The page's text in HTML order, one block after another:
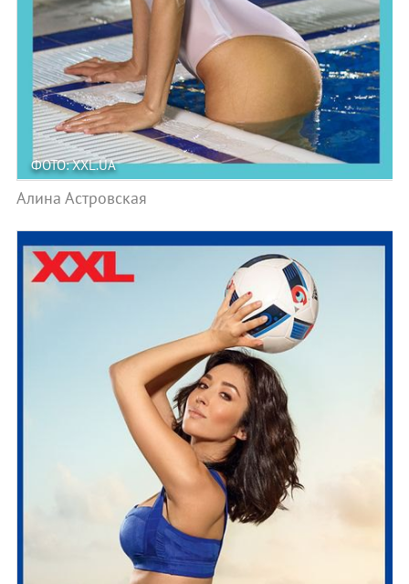
ФОТО: XXL.UA
Алина Астровская